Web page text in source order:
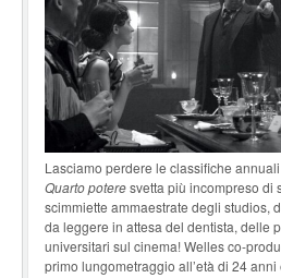
Lasciamo perdere le classifiche
Quarto poteresvetta più incompreso
scimmiette ammaestrate degli studios,
da leggere in attesa del dentista, delle
universitari sul cinema! Welles co-
primo lungometraggio all’età di 24 anni